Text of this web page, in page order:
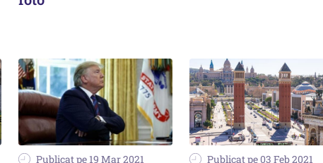
Publicat pe 19 Mar 2021 Publicat pe 03 Feb 2021